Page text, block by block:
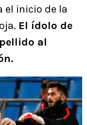
el inicio de la
El ídolo de
al